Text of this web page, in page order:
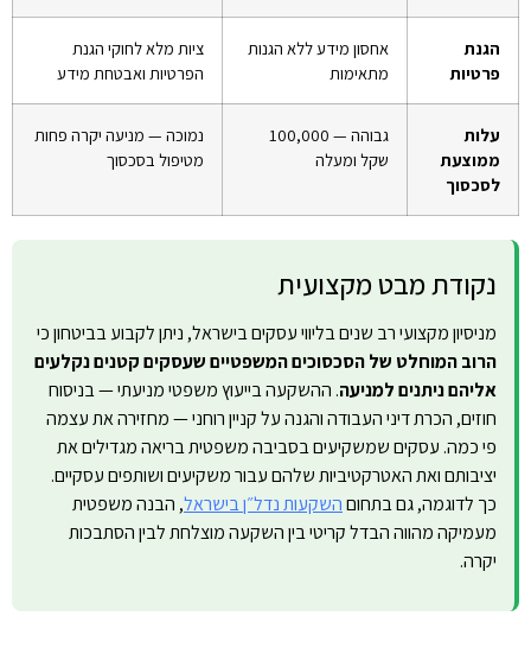
הגנת
פרטיות
אחסון מידע ללא הגנות
מתאימות
ציות מלא לחוקי הגנת
הפרטיות ואבטחת מידע
עלות
ממוצעת
לסכסוך
גבוהה — 100,000
שקל ומעלה
נמוכה — מניעה יקרה פחות
מטיפול בסכסוך
נקודת מבט מקצועית
מניסיון מקצועי רב שנים בליווי עסקים בישראל, ניתן לקבוע בביטחון כי
הרוב המוחלט של הסכסוכים המשפטיים שעסקים קטנים נקלעים
אליהם ניתנים למניעה. ההשקעה בייעוץ משפטי מניעתי — בניסוח
חוזים, הכרת דיני העבודה והגנה על קניין רוחני — מחזירה את עצמה
פי כמה. עסקים שמשקיעים בסביבה משפטית בריאה מגדילים את
יציבותם ואת האטרקטיביות שלהם עבור משקיעים ושותפים עסקיים.
כך לדוגמה, גם בתחוםהשקעות נדל״ן בישראל, הבנה משפטית
מעמיקה מהווה הבדל קריטי בין השקעה מוצלחת לבין הסתבכות
יקרה.